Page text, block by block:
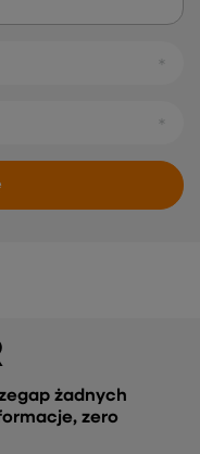
żadnych
zero